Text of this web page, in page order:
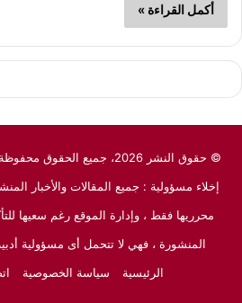
أكمل القراءة »
© حقوق النشر 2026، جميع الحقوق محفوظة لـموقع المايسترو الرياضي
إخلاء مسؤولية : جميع المقالات والأخبار
محرريها فقط ، وإدارة الموقع رغم سعيها
المنشورة ، فهي لا تتحمل أى مسؤولية
الرئيسية
سياسة الخصوصية